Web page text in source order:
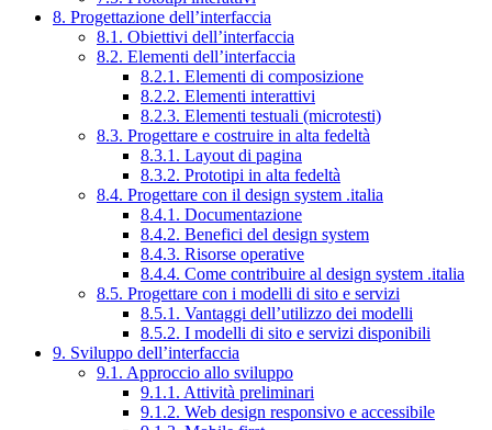
8. Progettazione dell’interfaccia
8.1. Obiettivi dell’interfaccia
8.2. Elementi dell’interfaccia
8.2.1. Elementi di composizione
8.2.2. Elementi interattivi
8.2.3. Elementi testuali (microtesti)
8.3. Progettare e costruire in alta fedeltà
8.3.1. Layout di pagina
8.3.2. Prototipi in alta fedeltà
8.4. Progettare con il design system .italia
8.4.1. Documentazione
8.4.2. Benefici del design system
8.4.3. Risorse operative
8.4.4. Come contribuire al design system .italia
8.5. Progettare con i modelli di sito e servizi
8.5.1. Vantaggi dell’utilizzo dei modelli
8.5.2. I modelli di sito e servizi disponibili
9. Sviluppo dell’interfaccia
9.1. Approccio allo sviluppo
9.1.1. Attività preliminari
9.1.2. Web design responsivo e accessibile